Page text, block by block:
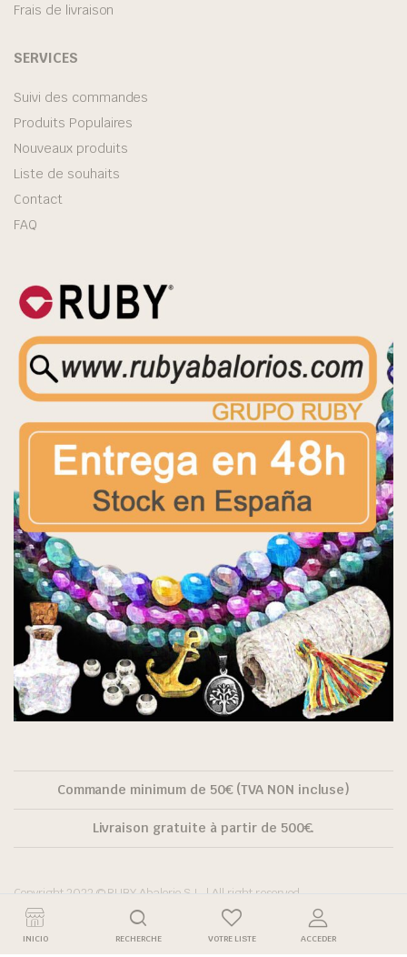
Frais de livraison
SERVICES
Suivi des commandes
Produits Populaires
Nouveaux produits
Liste de souhaits
Contact
FAQ
Commande minimum de 50€ (TVA NON incluse)
Livraison gratuite à partir de 500€.
Copyright 2022 © RUBY Abalorio S.L. | All right reserved.
INICIO RECHERCHE VOTRE LISTE ACCEDER